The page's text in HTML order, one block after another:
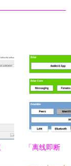
「离线即断